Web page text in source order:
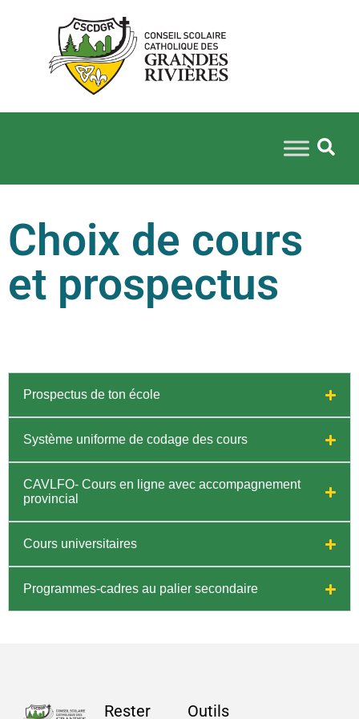
Choix de cours
et prospectus
Prospectus de ton école
Système uniforme de codage des cours
CAVLFO- Cours en ligne avec accompagnement
provincial
Cours universitaires
Programmes-cadres au palier secondaire
Rester
Outils